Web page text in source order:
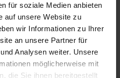
für soziale Medien anbieten
auf unsere Website zu
wir Informationen zu Ihrer
an unsere Partner für
Analysen weiter. Unsere
möglicherweise mit
die Sie ihnen bereitgestellt
Sackware
für Holzpellets in Deutschland
unsererPelletspreise -Seite